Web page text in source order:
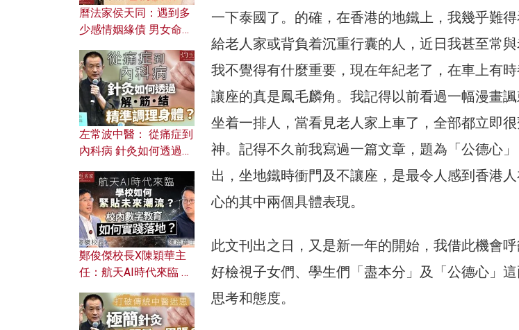
一下泰國了。的確，在香港的地鐵上，我幾乎難
給老人家或背負着沉重行囊的人，近日我甚至常
我不覺得有什麼重要，現在年紀老了，在車上有
讓座的真是鳳毛麟角。我記得以前看過一幅漫畫
坐着一排人，當看見老人家上車了，全部都立即
神。記得不久前我寫過一篇文章，題為「公德心
出，坐地鐵時衝門及不讓座，是最令人感到香港
心的其中兩個具體表現。
此文刊出之日，又是新一年的開始，我借此機會
好檢視子女們、學生們「盡本分」及「公德心」
思考和態度。
曆法家侯天同：遇到多
少感情姻緣債 男女命途
的七情六欲？
左常波中醫： 從痛症到
內科病 針灸如何透過解
鄭俊傑校長X陳穎華主
任：航天AI時代來臨 學
校內數字教育如何實踐
落地？